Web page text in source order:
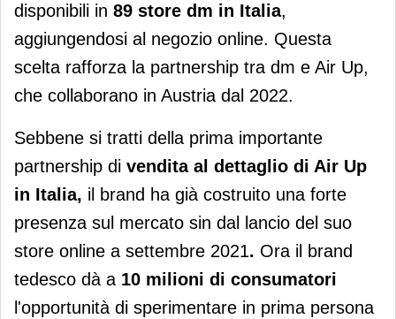
disponibili in 89 store dm in Italia,
aggiungendosi al negozio online. Questa
scelta rafforza la partnership tra dm e Air Up,
che collaborano in Austria dal 2022.
Sebbene si tratti della prima importante
partnership di vendita al dettaglio di Air Up
in Italia, il brand ha già costruito una forte
presenza sul mercato sin dal lancio del suo
store online a settembre 2021. Ora il brand
tedesco dà a 10 milioni di consumatori
l'opportunità di sperimentare in prima persona